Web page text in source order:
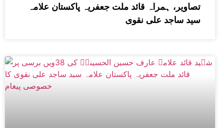
تصاویر، ہمراہ قائد ملت جعفریہ پاکستان علامہ
سید ساجد علی نقوی